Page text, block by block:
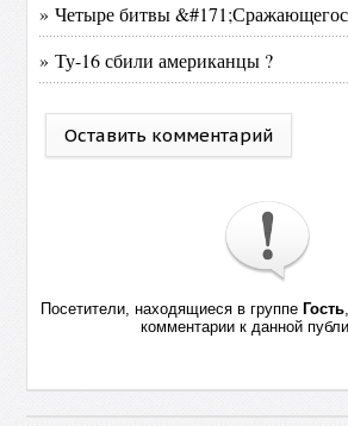
» Четыре битвы
» Ту-16 сбили американцы ?
Оставить комментарий
Посетители, находящиеся в группе Гость
комментарии к данной